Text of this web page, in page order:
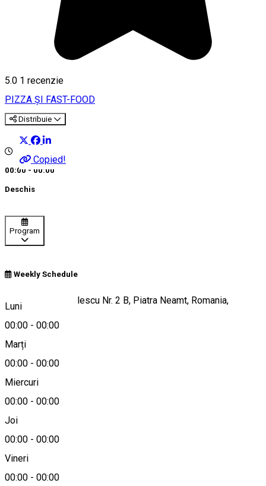
5.0 1 recenzie
PIZZA ȘI FAST-FOOD
Distribuie
Copied!
00:00 - 00:00
Deschis
Program
Weekly Schedule
Luni
00:00 - 00:00
Marți
00:00 - 00:00
Miercuri
00:00 - 00:00
Joi
00:00 - 00:00
Vineri
00:00 - 00:00
Bd. Gen. N. Dascalescu Nr. 2 B, Piatra Neamt, Romania,
610191
Hartă